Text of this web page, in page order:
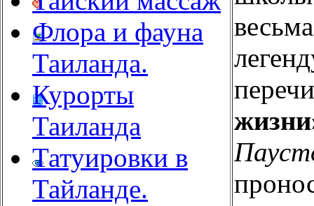
Флора и фауна
Таиланда.
Курорты
Таиланда
Татуировки в
Тайланде.